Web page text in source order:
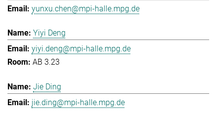
yunxu.chen@mpi-halle.mpg.de
Yiyi Deng
yiyi.deng@mpi-halle.mpg.de
AB 3.23
Jie Ding
jie.ding@mpi-halle.mpg.de